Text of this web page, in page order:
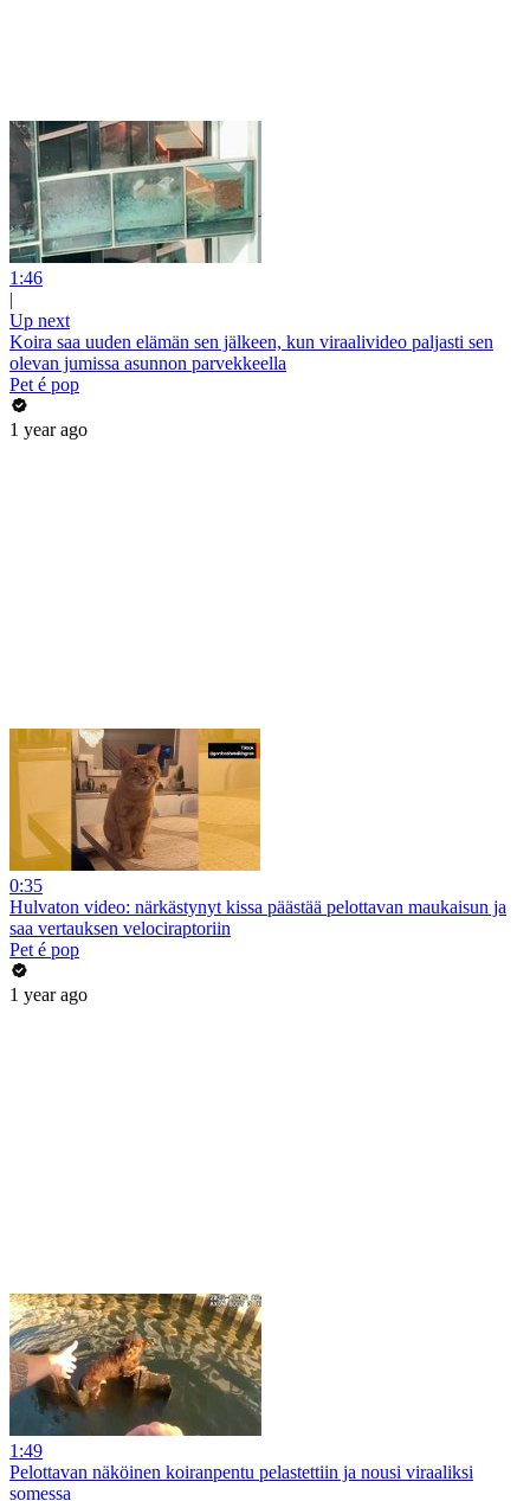
1:46
|
Up next
Koira saa uuden elämän sen jälkeen, kun viraalivideo paljasti sen
olevan jumissa asunnon parvekkeella
Pet é pop
1 year ago
0:35
Hulvaton video: närkästynyt kissa päästää pelottavan maukaisun ja
saa vertauksen velociraptoriin
Pet é pop
1 year ago
1:49
Pelottavan näköinen koiranpentu pelastettiin ja nousi viraaliksi
somessa